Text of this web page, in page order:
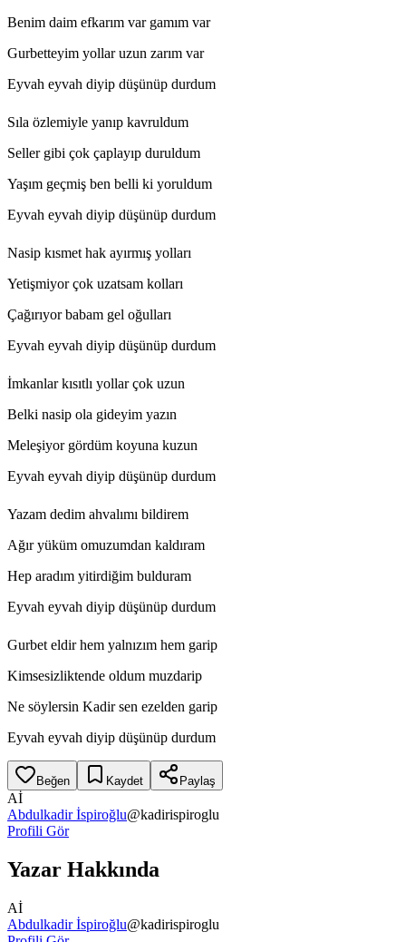
Benim daim efkarım var gamım var
Gurbetteyim yollar uzun zarım var
Eyvah eyvah diyip düşünüp durdum
Sıla özlemiyle yanıp kavruldum
Seller gibi çok çaplayıp duruldum
Yaşım geçmiş ben belli ki yoruldum
Eyvah eyvah diyip düşünüp durdum
Nasip kısmet hak ayırmış yolları
Yetişmiyor çok uzatsam kolları
Çağırıyor babam gel oğulları
Eyvah eyvah diyip düşünüp durdum
İmkanlar kısıtlı yollar çok uzun
Belki nasip ola gideyim yazın
Meleşiyor gördüm koyuna kuzun
Eyvah eyvah diyip düşünüp durdum
Yazam dedim ahvalımı bildirem
Ağır yüküm omuzumdan kaldıram
Hep aradım yitirdiğim bulduram
Eyvah eyvah diyip düşünüp durdum
Gurbet eldir hem yalnızım hem garip
Kimsesizliktende oldum muzdarip
Ne söylersin Kadir sen ezelden garip
Eyvah eyvah diyip düşünüp durdum
Beğen Kaydet Paylaş
Aİ
Abdulkadir İspiroğlu@kadirispiroglu
Profili Gör
Yazar Hakkında
Aİ
Abdulkadir İspiroğlu@kadirispiroglu